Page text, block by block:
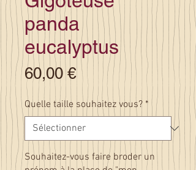
panda
eucalyptus
60,00 €Prix
Quelle taille souhaitez vous? *
Souhaitez-vous faire broder un